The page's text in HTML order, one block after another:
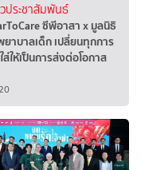
ประชาสัมพันธ์
ซีพีอาสา x มูลนิธิ
ยาบาลเด็ก เปลี่ยนทุกการ
ส่ให้เป็นการส่งต่อโอกาส